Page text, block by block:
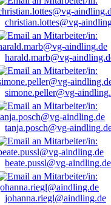
christian.lottes@vg-
harald.marb@vg-
simone.peller@vg-
tanja.posch@vg-
beate.pussl@vg-aindling.de
johanna.riegl@aindling.de